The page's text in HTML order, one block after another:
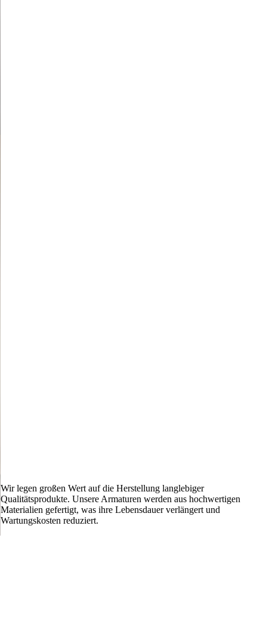
Wir legen großen Wert auf die Herstellung langlebiger
Qualitätsprodukte. Unsere Armaturen werden aus hochwertigen
Materialien gefertigt, was ihre Lebensdauer verlängert und
Wartungskosten reduziert.